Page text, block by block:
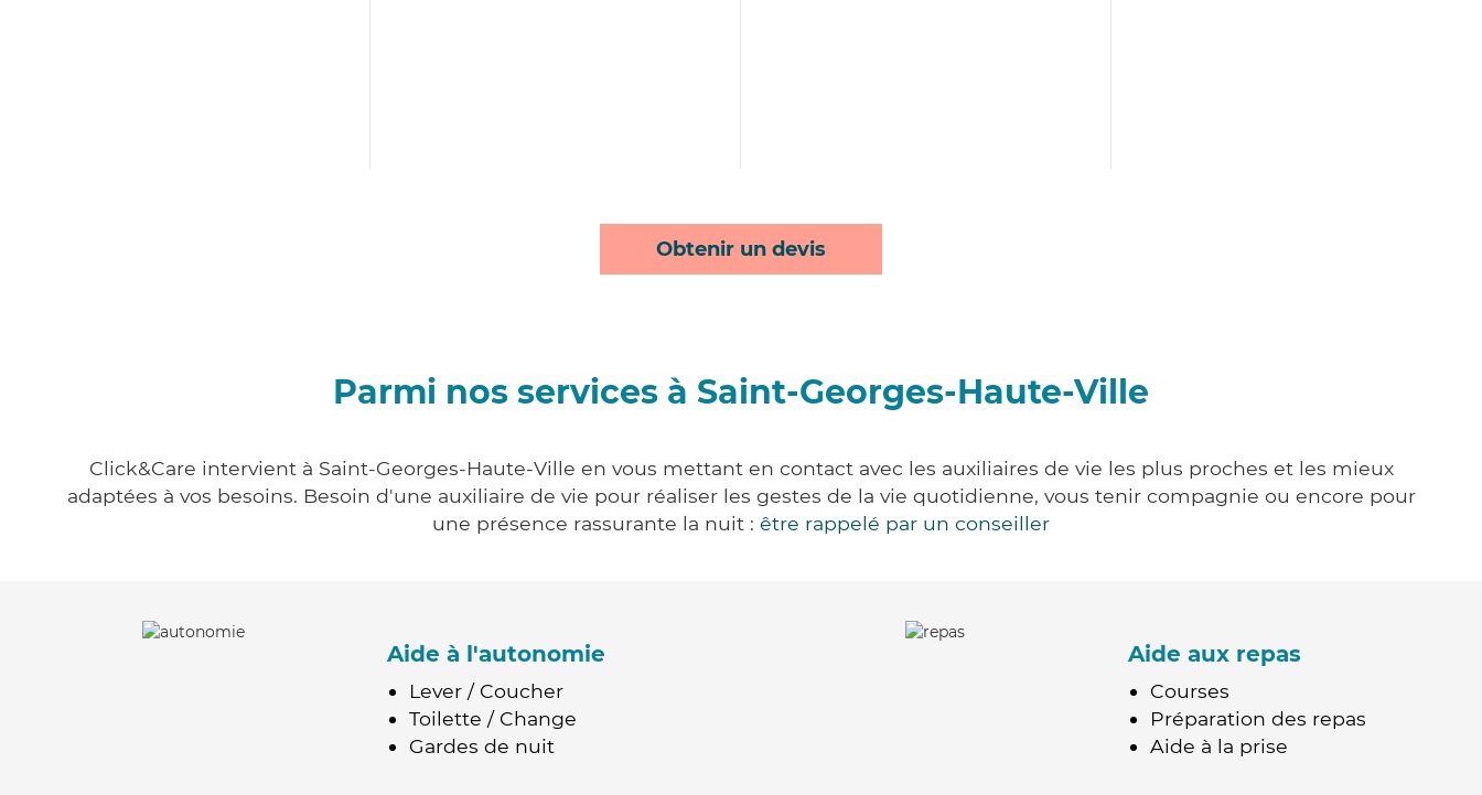
Obtenir un devis
Parmi nos services à Saint-Georges-Haute-Ville
Click&Care intervient à Saint-Georges-Haute-Ville en vous mettant en contact avec les auxiliaires de vie les plus proches et les mieux
adaptées à vos besoins. Besoin d'une auxiliaire de vie pour réaliser les gestes de la vie quotidienne, vous tenir compagnie ou encore pour
une présence rassurante la nuit : être rappelé par un conseiller
Aide à l'autonomie
Lever / Coucher
Toilette / Change
Gardes de nuit
Aide aux repas
Courses
Préparation des repas
Aide à la prise